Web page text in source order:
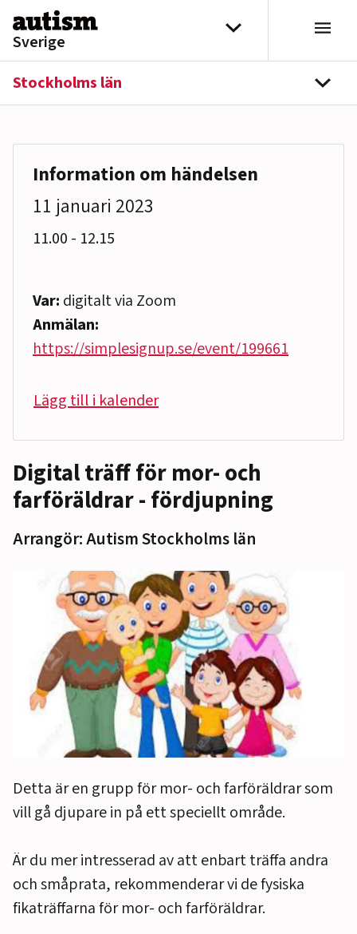
Hoppa till innehåll
Sverige
Välj distrikt
Stockholms län
Digital träff för mor- och
farföräldrar - fördjupning
Arrangör: Autism Stockholms län
Detta är en grupp för mor- och farföräldrar som
vill gå djupare in på ett speciellt område.
Är du mer intresserad av att enbart träffa andra
och småprata, rekommenderar vi de fysiska
fikaträffarna för mor- och farföräldrar.
Information om händelsen
11 januari 2023
11.00 till
- 12.15
Var: digitalt via Zoom
Anmälan:
https://simplesignup.se/event/199661
Lägg till i kalender